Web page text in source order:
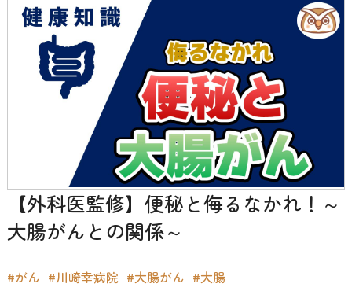
【外科医監修】便秘と侮るなかれ！～
大腸がんとの関係～
#がん #川崎幸病院 #大腸がん #大腸